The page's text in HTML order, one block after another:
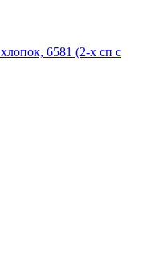
6581 (2-х сп с